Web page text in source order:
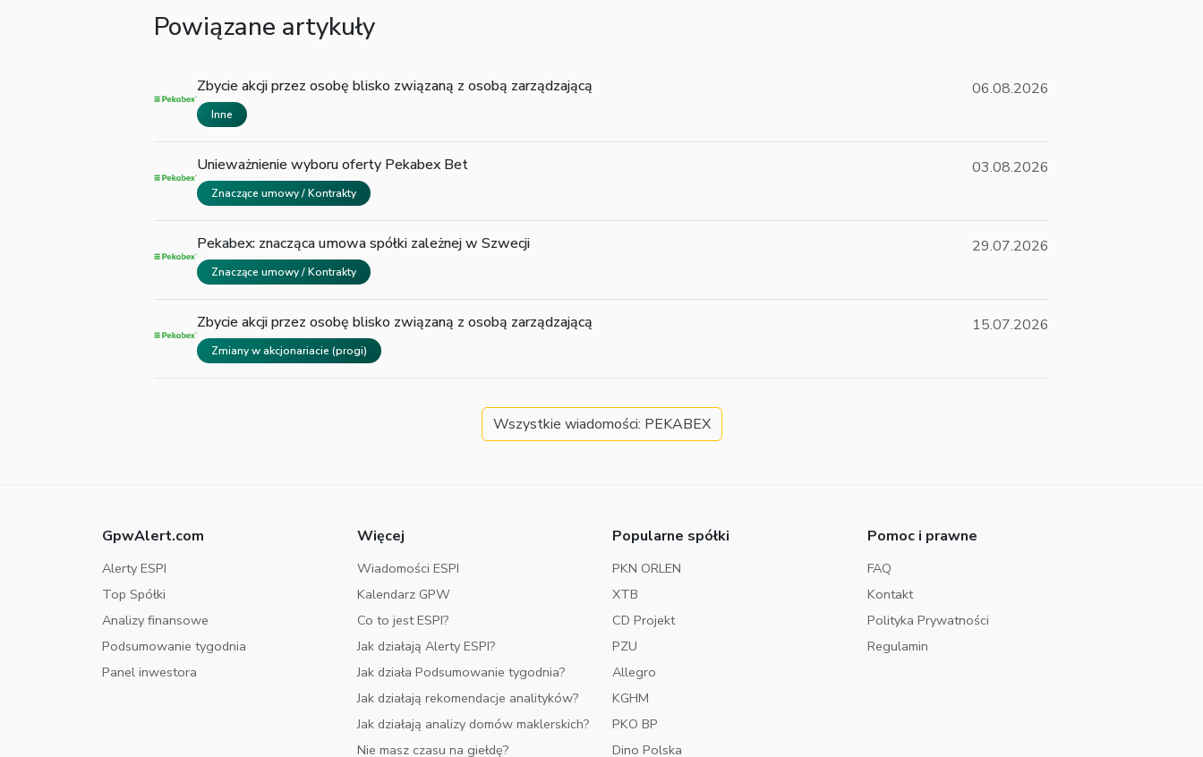
Powiązane artykuły
Zbycie akcji przez osobę blisko związaną z osobą zarządzającą
Inne
06.08.2026
Unieważnienie wyboru oferty Pekabex Bet
Znaczące umowy / Kontrakty
03.08.2026
Pekabex: znacząca umowa spółki zależnej w Szwecji
Znaczące umowy / Kontrakty
29.07.2026
Zbycie akcji przez osobę blisko związaną z osobą zarządzającą
Zmiany w akcjonariacie (progi)
15.07.2026
Wszystkie wiadomości: PEKABEX
GpwAlert.com
Alerty ESPI
Top Spółki
Analizy finansowe
Podsumowanie tygodnia
Panel inwestora
Więcej
Wiadomości ESPI
Kalendarz GPW
Co to jest ESPI?
Jak działają Alerty ESPI?
Jak działa Podsumowanie tygodnia?
Jak działają rekomendacje analityków?
Jak działają analizy domów maklerskich?
Nie masz czasu na giełdę?
Popularne spółki
PKN ORLEN
XTB
CD Projekt
PZU
Allegro
KGHM
PKO BP
Dino Polska
Pomoc i prawne
FAQ
Kontakt
Polityka Prywatności
Regulamin